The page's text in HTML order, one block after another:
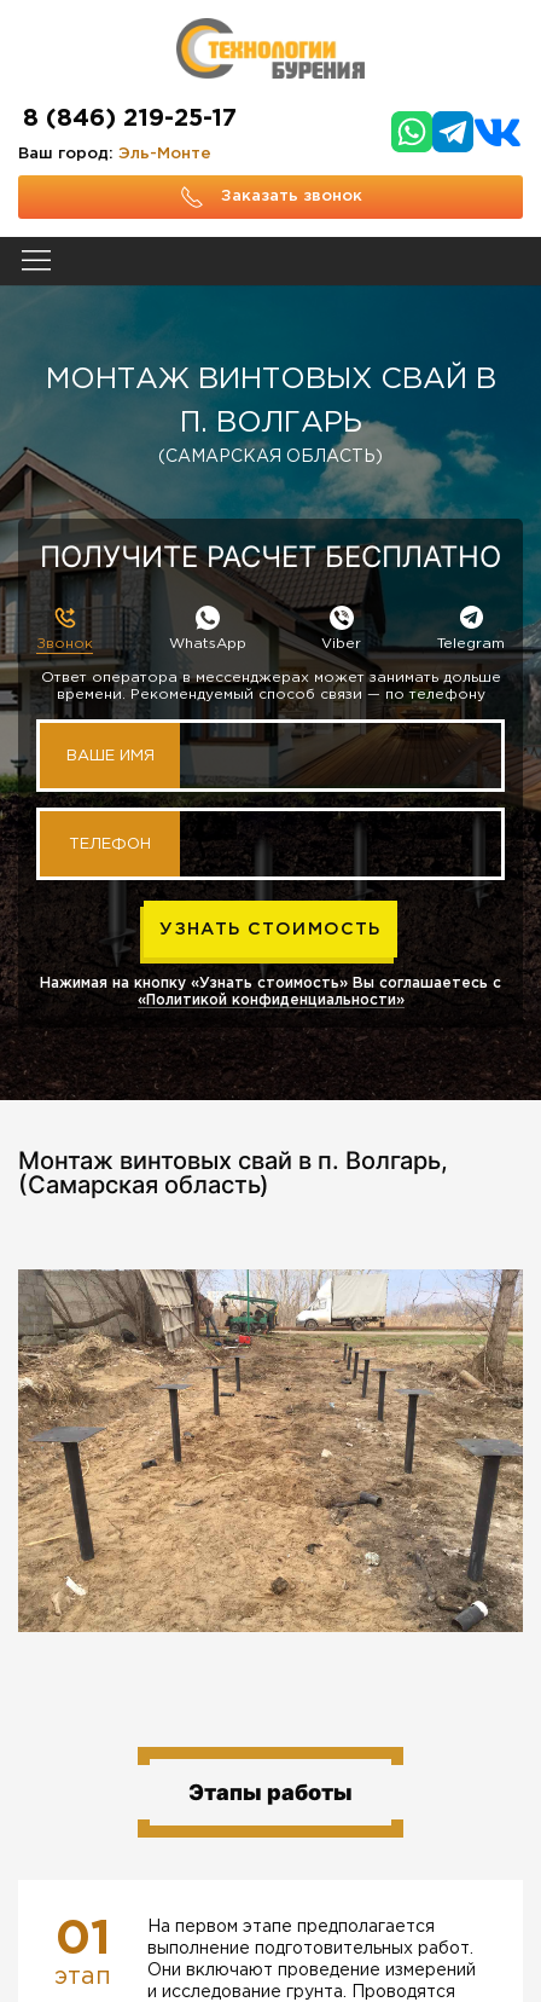
8 (846) 219-25-17
Ваш город: Эль-Монте
Заказать звонок
МОНТАЖ ВИНТОВЫХ СВАЙ В
П. ВОЛГАРЬ
(САМАРСКАЯ ОБЛАСТЬ)
ПОЛУЧИТЕ РАСЧЕТ БЕСПЛАТНО
Звонок WhatsApp Viber Telegram
Ответ оператора в мессенджерах может занимать дольше
времени. Рекомендуемый способ связи — по телефону
ВАШЕ ИМЯ
ТЕЛЕФОН
Нажимая на кнопку «Узнать стоимость» Вы соглашаетесь с
«Политикой конфиденциальности»
Монтаж винтовых свай в п. Волгарь,
(Самарская область)
Этапы работы
01
этап
На первом этапе предполагается
выполнение подготовительных работ.
Они включают проведение измерений
и исследование грунта. Проводятся